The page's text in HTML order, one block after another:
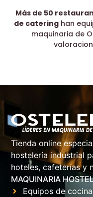
Más de 50
de cateringhan
maquinaria de
Tienda online
hostelería industrial
hoteles, cafeterías y
MAQUINARIA
Equipos de